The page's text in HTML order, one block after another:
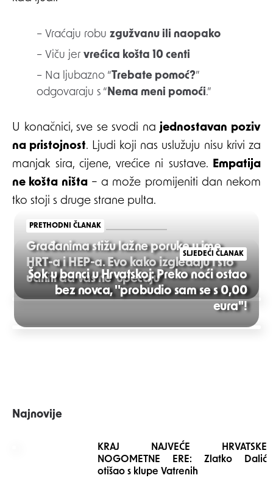
– Vraćaju robu zgužvanu ili naopako
– Viču jer vrećica košta 10 centi
– Na ljubazno “Trebate pomoć?”
odgovaraju s “Nema meni pomoći.”
U konačnici, sve se svodi najednostavan poziv
na pristojnost. Ljudi koji nas uslužuju nisu krivi za
manjak sira, cijene, vrećice ni sustave. Empatija
ne košta ništa– a može promijeniti dan nekom
tko stoji s druge strane pulta.
Post
navigation
PRETHODNI ČLANAK
Građanima stižu lažne poruke u ime
HRT-a i HEP-a. Evo kako izgledaju i što
učiniti da vas ne ‘upecaju’
SLJEDEĆI ČLANAK
Šok u banci u Hrvatskoj: Preko noći ostao
bez novca, ''probudio sam se s 0,00
eura''!
Najnovije
KRAJ NAJVEĆE HRVATSKE
NOGOMETNE ERE: Zlatko Dalić
otišao s klupe Vatrenih